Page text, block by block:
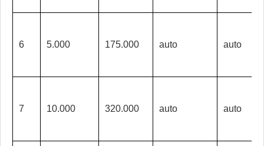
6 5.000 175.000 auto auto
7 10.000 320.000 auto auto